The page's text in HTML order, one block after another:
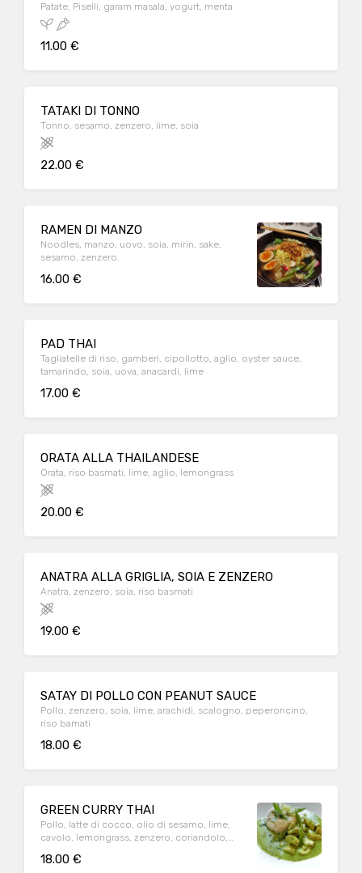
Patate, Piselli, garam masala, yogurt, menta
11.00 €
TATAKI DI TONNO
Tonno, sesamo, zenzero, lime, soia
22.00 €
RAMEN DI MANZO
Noodles, manzo, uovo, soia, mirin, sake,
sesamo, zenzero.
16.00 €
PAD THAI
Tagliatelle di riso, gamberi, cipollotto, aglio, oyster sauce,
tamarindo, soia, uova, anacardi, lime
17.00 €
ORATA ALLA THAILANDESE
Orata, riso basmati, lime, aglio, lemongrass
20.00 €
ANATRA ALLA GRIGLIA, SOIA E ZENZERO
Anatra, zenzero, soia, riso basmati
19.00 €
SATAY DI POLLO CON PEANUT SAUCE
Pollo, zenzero, soia, lime, arachidi, scalogno, peperoncino,
riso bamati
18.00 €
GREEN CURRY THAI
Pollo, latte di cocco, olio di sesamo, lime,
cavolo, lemongrass, zenzero, coriandolo,
18.00 €